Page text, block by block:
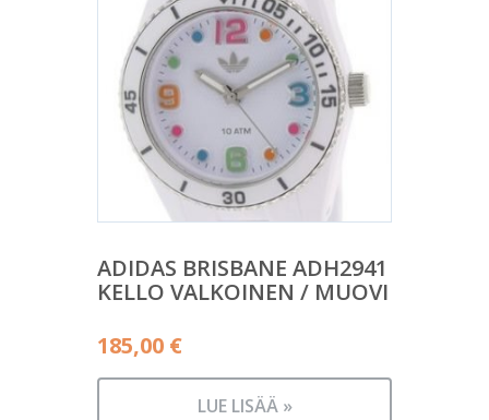
ADIDAS BRISBANE ADH2941
KELLO VALKOINEN / MUOVI
185,00 €
LUE LISÄÄ »